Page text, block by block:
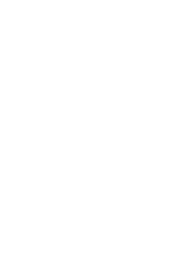
"Уран",
о
всем
рождения